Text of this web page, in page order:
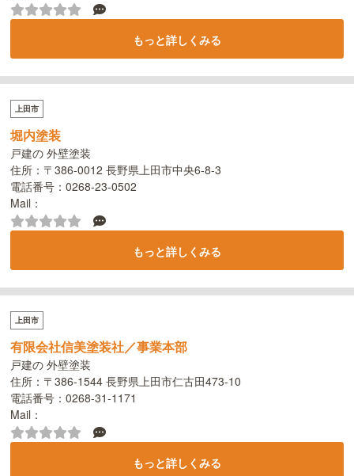
もっと詳しくみる
上田市
堀内塗装
戸建の 外壁塗装
住所：〒386-0012 長野県上田市中央6-8-3
電話番号：0268-23-0502
Mail：
もっと詳しくみる
上田市
有限会社信美塗装社／事業本部
戸建の 外壁塗装
住所：〒386-1544 長野県上田市仁古田473-10
電話番号：0268-31-1171
Mail：
もっと詳しくみる